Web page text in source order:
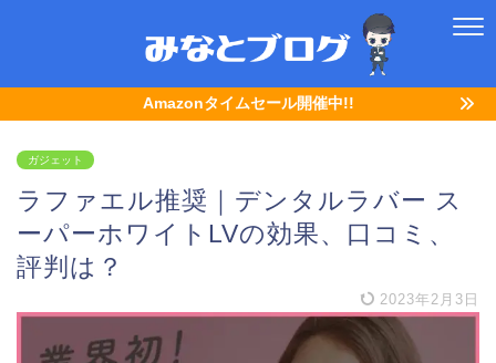
Amazonタイムセール開催中!!
ガジェット
ラファエル推奨｜デンタルラバー ス
ーパーホワイトLVの効果、口コミ、
評判は？
2023年2月3日